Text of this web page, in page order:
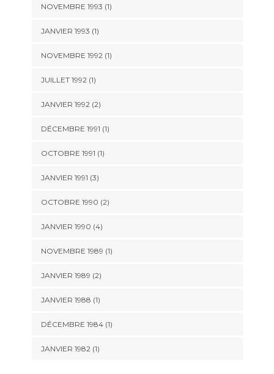
NOVEMBRE 1993 (1)
JANVIER 1993 (1)
NOVEMBRE 1992 (1)
JUILLET 1992 (1)
JANVIER 1992 (2)
DÉCEMBRE 1991 (1)
OCTOBRE 1991 (1)
JANVIER 1991 (3)
OCTOBRE 1990 (2)
JANVIER 1990 (4)
NOVEMBRE 1989 (1)
JANVIER 1989 (2)
JANVIER 1988 (1)
DÉCEMBRE 1984 (1)
JANVIER 1982 (1)